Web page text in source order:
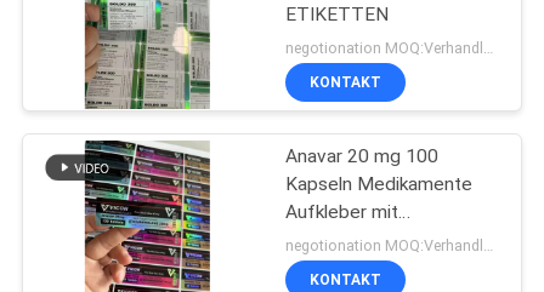
FABRIK-
AUSFLUG
QUALITÄTSKONTROLLE
Etiketten der
Durchstechflaschen
256
ETIKETTEN
negotionation MOQ:Verhandlung
KONTAKT
Anavar 20 mg 100
Kapseln Medikamente
Aufkleber mit
Laserwirkung
KONTAKT